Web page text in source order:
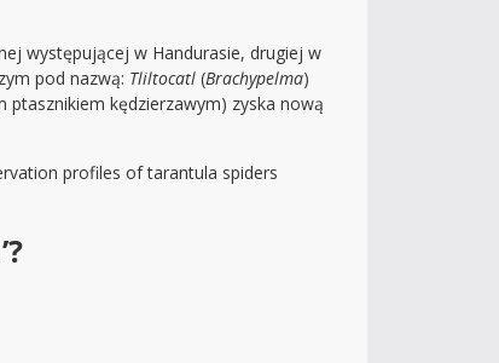
występującej w Handurasie, drugiej w
pod nazwą: Tliltocatl (Brachypelma)
ptasznikiem kędzierzawym) zyska nową
profiles of tarantula spiders